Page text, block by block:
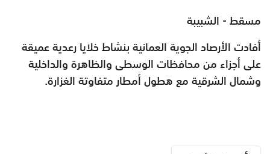
مسقط - الشبيبة
أفادت الأرصاد الجوية العمانية بنشاط خلايا رعدية عميقة
على أجزاء من محافظات الوسطى والظاهرة والداخلية
وشمال الشرقية مع هطول أمطار متفاوتة الغزارة.